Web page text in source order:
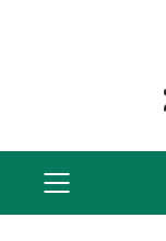
MENU
GŁÓWNE